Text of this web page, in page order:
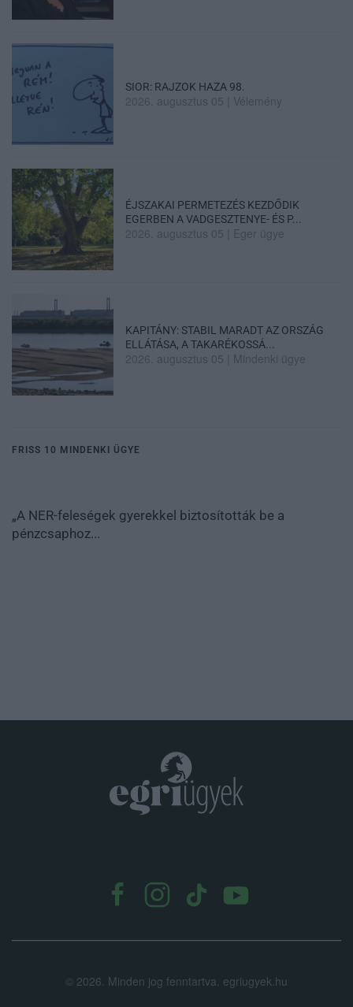
SIOR: RAJZOK HAZA 98.
2026. augusztus 05 Vélemény
ÉJSZAKAI PERMETEZÉS KEZDŐDIK
EGERBEN A VADGESZTENYE- ÉS P...
2026. augusztus 05 Eger ügye
KAPITÁNY: STABIL MARADT AZ ORSZÁG
ELLÁTÁSA, A TAKARÉKOSSÁ...
2026. augusztus 05 Mindenki ügye
FRISS 10 MINDENKI ÜGYE
„A NER-feleségek gyerekkel biztosították be a
pénzcsaphoz...
© 2026. Minden jog fenntartva. egriugyek.hu